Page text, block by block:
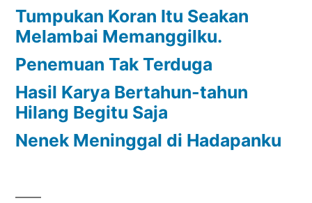
Tumpukan Koran Itu Seakan
Melambai Memanggilku.
Penemuan Tak Terduga
Hasil Karya Bertahun-tahun
Hilang Begitu Saja
Nenek Meninggal di Hadapanku